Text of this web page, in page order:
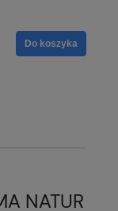
Do koszyka
NATUR